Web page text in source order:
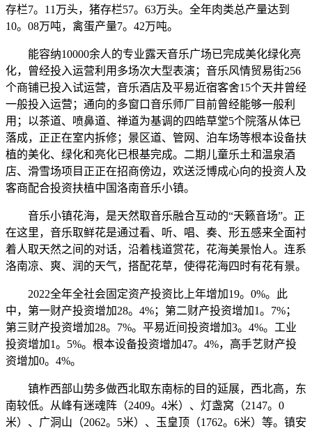
存栏7。11万头，猪存栏57。63万头。全年肉类总产量达到
10。08万吨，禽蛋产量7。42万吨。
能容纳10000余人的专业露天音乐广场已完成美化绿化亮
化，曾经投入运营利用多场次大型表演；音乐风情贸易街256
个商铺已投入试运营，音乐酒店及平易近宿客舍15个天井曾经
一般投入运营；通向的多窗口音乐师厂目前曾经能够一般利
用；以茶道、喷鼻道、禅道为基调的四皓草堂5个院落从体已
落成，正正在室内拆修；景区道、管网、泊车场等根本设备扶
植的美化、绿化和亮化已根基完成。二期儿童乐土和温泉酒
店、滑雪场项目正正在招商傍边，欢送泛博成心向的投资人及
客商配合投资扶植中国洛南音乐小镇。
音乐小镇花海，是天然取音乐融合互动的“天籁音场”。正
在这里，音乐取鲜花是通过看、听、唱、奏、形五感来全面衬
着人取天然之间的对话，沿着栈道赏花，花海美景怡人。连系
洛南凉、爽、润的天气，搭配花草，使得花海四时有花有景。
2022全年全社会固定资产投资比上年增加19。0%。此
中，第一财产投资增加28。4%；第二财产投资增加1。7%；
第三财产投资增加28。7%。平易近间投资增加3。4%。工业
投资增加1。5%。根本设备投资增加47。4%，高手艺财产投
资增加0。4%。
镇柞西部山势多做西北取东南标的目的延展，西北高，东
南较低。从峰有迷魂阵（2409。4米）、灯盏窝（2147。0
米）、广洞山（2062。5米）、玉皇顶（1762。6米）等。镇安